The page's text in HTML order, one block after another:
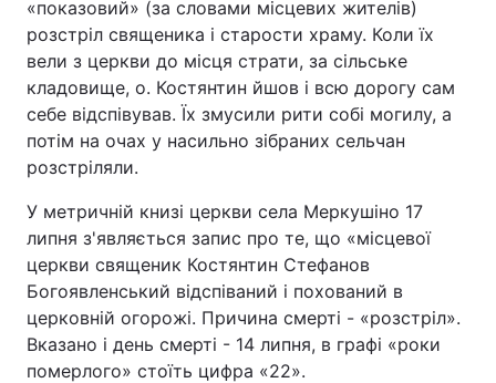
«показовий» (за словами місцевих жителів)
розстріл священика і старости храму. Коли їх
вели з церкви до місця страти, за сільське
кладовище, о. Костянтин йшов і всю дорогу сам
себе відспівував. Їх змусили рити собі могилу, а
потім на очах у насильно зібраних сельчан
розстріляли.
У метричній книзі церкви села Меркушіно 17
липня з'являється запис про те, що «місцевої
церкви священик Костянтин Стефанов
Богоявленський відспіваний і похований в
церковній огорожі. Причина смерті - «розстріл».
Вказано і день смерті - 14 липня, в графі «роки
померлого» стоїть цифра «22».